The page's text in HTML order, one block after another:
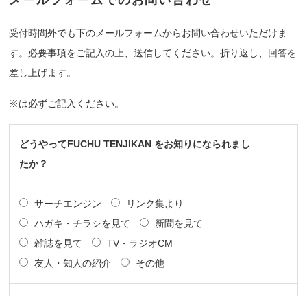
受付時間外でも下のメールフォームからお問い合わせいただけま
す。必要事項をご記入の上、送信してください。折り返し、回答を
差し上げます。
※は必ずご記入ください。
どうやってFUCHU TENJIKAN をお知りになられまし
たか？
サーチエンジン
リンク集より
ハガキ・チラシを見て
新聞を見て
雑誌を見て
TV・ラジオCM
友人・知人の紹介
その他